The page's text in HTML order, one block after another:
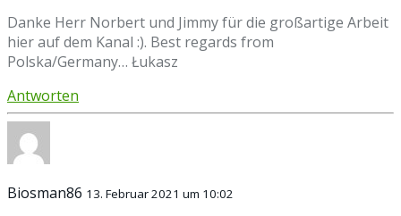
Danke Herr Norbert und Jimmy für die großartige Arbeit
hier auf dem Kanal :). Best regards from
Polska/Germany… Łukasz
Antworten
Biosman86 13. Februar 2021 um 10:02